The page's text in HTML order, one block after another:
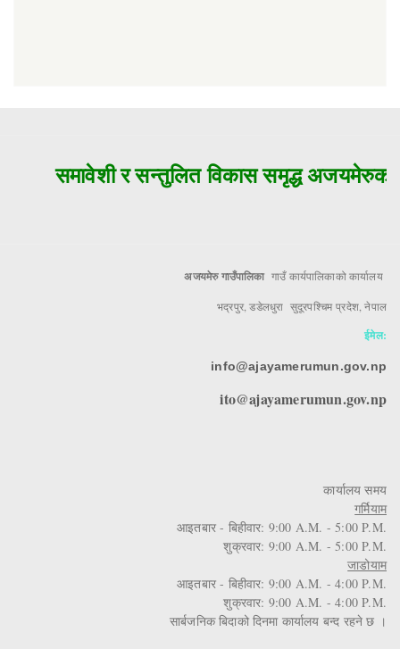
समावेशी र सन्तुलित विकास समृद्ध अजयमेरुको
अजयमेरु गाउँपालिका गाउँ कार्यपालिकाको कार्यालय
भद्रपुर, डडेलधुरा सुदूरपश्चिम प्रदेश, नेपाल
ईमेल:
info@ajayamerumun.gov.np
ito@ajayamerumun.gov.np
कार्यालय समय
गर्मियाम
आइतबार - बिहीवार: 9:00 A.M. - 5:00 P.M.
शुक्रवार: 9:00 A.M. - 5:00 P.M.
जाडोयाम
आइतबार - बिहीवार: 9:00 A.M. - 4:00 P.M.
शुक्रवार: 9:00 A.M. - 4:00 P.M.
सार्बजनिक बिदाको दिनमा कार्यालय बन्द रहने छ ।